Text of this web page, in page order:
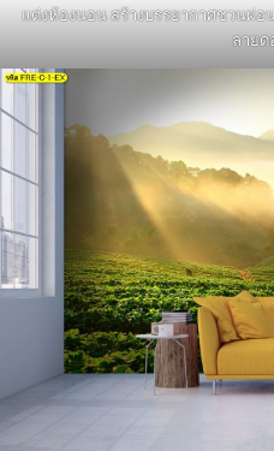
แต่งห้องนอน สร้างบรรยากาศชวนผ่อ
ลายด